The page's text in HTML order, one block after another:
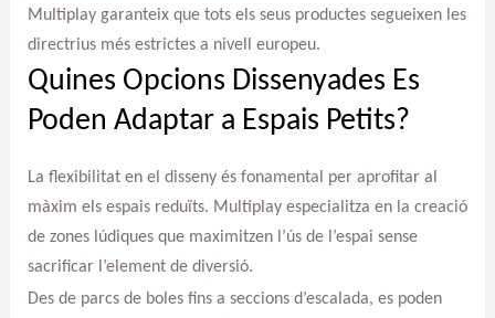
Multiplay garanteix que tots els seus productes segueixen les
directrius més estrictes a nivell europeu.
Quines Opcions Dissenyades Es
Poden Adaptar a Espais Petits?
La flexibilitat en el disseny és fonamental per aprofitar al
màxim els espais reduïts. Multiplay especialitza en la creació
de zones lúdiques que maximitzen l’ús de l’espai sense
sacrificar l’element de diversió.
Des de parcs de boles fins a seccions d’escalada, es poden